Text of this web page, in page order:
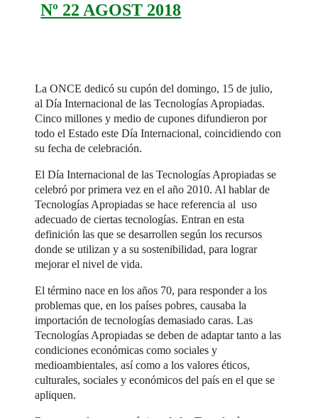
Nº 22 AGOST 2018
La ONCE dedicó su cupón del domingo, 15 de julio,
al Día Internacional de las Tecnologías Apropiadas.
Cinco millones y medio de cupones difundieron por
todo el Estado este Día Internacional, coincidiendo con
su fecha de celebración.
El Día Internacional de las Tecnologías Apropiadas se
celebró por primera vez en el año 2010. Al hablar de
Tecnologías Apropiadas se hace referencia al uso
adecuado de ciertas tecnologías. Entran en esta
definición las que se desarrollen según los recursos
donde se utilizan y a su sostenibilidad, para lograr
mejorar el nivel de vida.
El término nace en los años 70, para responder a los
problemas que, en los países pobres, causaba la
importación de tecnologías demasiado caras. Las
Tecnologías Apropiadas se deben de adaptar tanto a las
condiciones económicas como sociales y
medioambientales, así como a los valores éticos,
culturales, sociales y económicos del país en el que se
apliquen.